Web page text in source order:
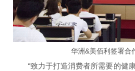
华洲&美佰利签署合
“致力于打造消费者所需要的健